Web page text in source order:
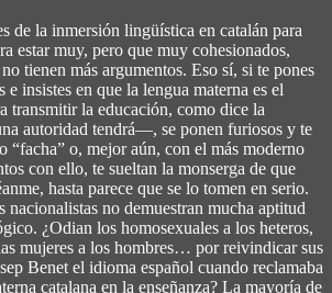
de la inmersión lingüística en catalán para
estar muy, pero que muy cohesionados,
tienen más argumentos. Eso sí, si te pones
e insistes en que la lengua materna es el
transmitir la educación, como dice la
autoridad tendrá―, se ponen furiosos y te
“facha” o, mejor aún, con el más moderno
con ello, te sueltan la monserga de que
hasta parece que se lo tomen en serio.
nacionalistas no demuestran mucha aptitud
¿Odian los homosexuales a los heteros,
mujeres a los hombres… por reivindicar sus
Benet el idioma español cuando reclamaba
catalana en la enseñanza? La mayoría de